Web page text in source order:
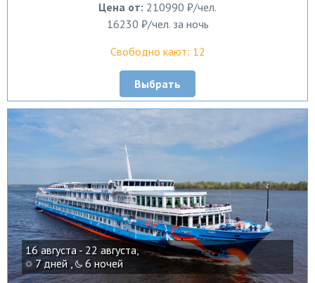
Цена от: 210990 ₽/чел.
16230 ₽/чел. за ночь
Свободно кают: 12
Выбрать
16 августа - 22 августа,
7 дней ,
6 ночей